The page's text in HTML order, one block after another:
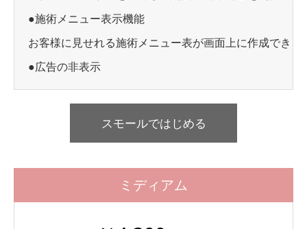
●施術メニュー表示機能
お客様に見せれる施術メニュー表が画面上に作成できま
●広告の非表示
スモールではじめる
ミディアム